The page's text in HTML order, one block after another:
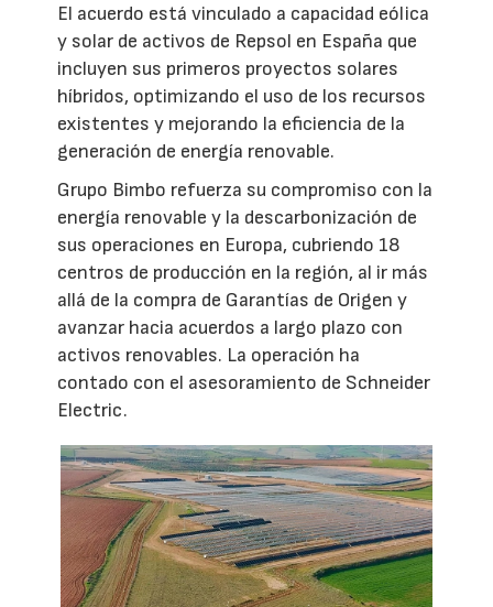
El acuerdo está vinculado a capacidad eólica
y solar de activos de Repsol en España que
incluyen sus primeros proyectos solares
híbridos, optimizando el uso de los recursos
existentes y mejorando la eficiencia de la
generación de energía renovable.
Grupo Bimbo refuerza su compromiso con la
energía renovable y la descarbonización de
sus operaciones en Europa, cubriendo 18
centros de producción en la región, al ir más
allá de la compra de Garantías de Origen y
avanzar hacia acuerdos a largo plazo con
activos renovables. La operación ha
contado con el asesoramiento de Schneider
Electric.